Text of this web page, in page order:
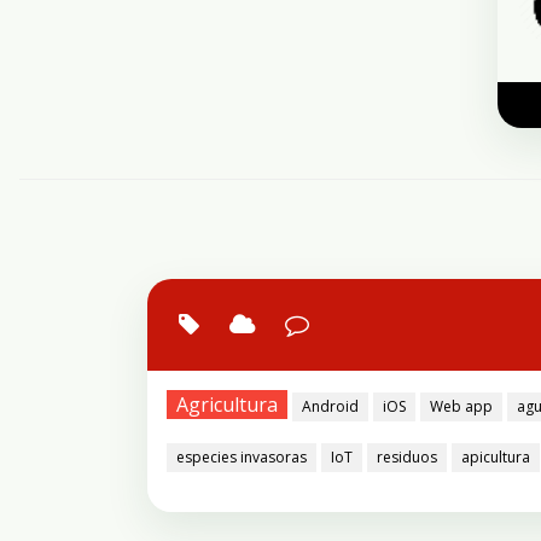
Agricultura Android iOS Web app
especies invasoras IoT residuos apicultura